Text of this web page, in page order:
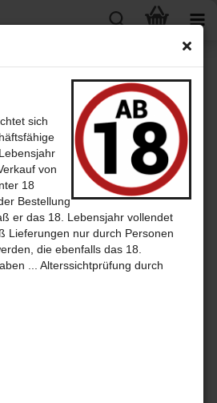
sich
von
18
Bestellung
er das 18. Lebensjahr vollendet
Lieferungen nur durch Personen
die ebenfalls das 18.
... Alterssichtprüfung durch
weiter »
Letzter »
Oak Cask mit 65,9% - Sin­gle Cask Rum